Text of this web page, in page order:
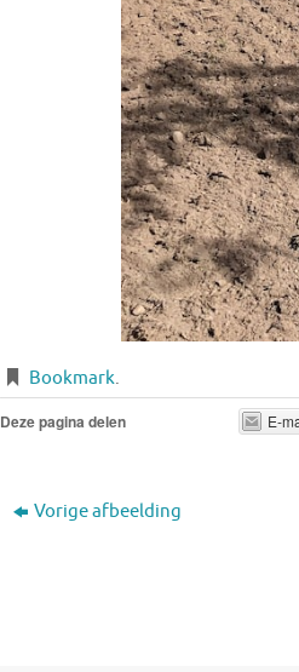
Bookmark.
Deze pagina delen E-
Vorige afbeelding